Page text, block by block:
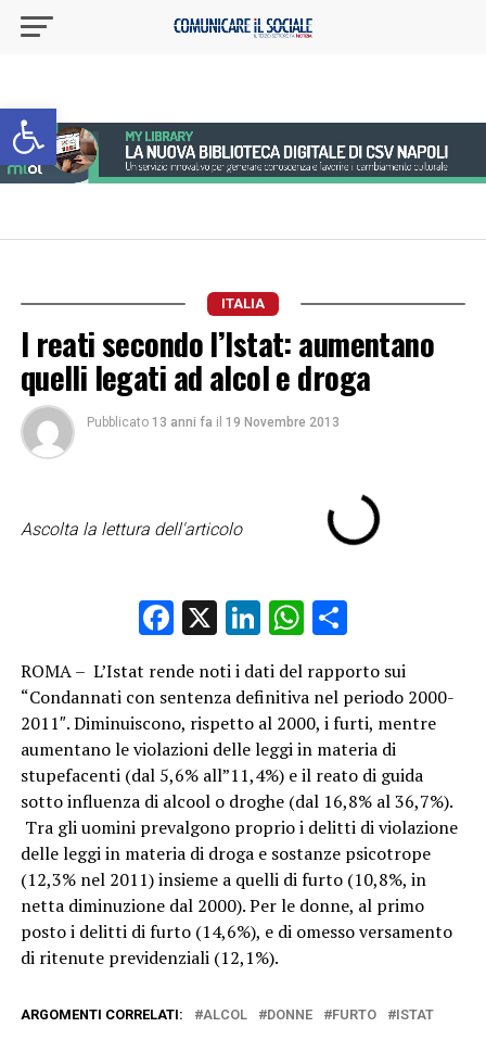
Apri la barra degli strumenti
ITALIA
I reati secondo l’Istat: aumentano
quelli legati ad alcol e droga
Pubblicato 13 anni fa il 19 Novembre 2013
Ascolta la lettura dell'articolo
Facebook
X LinkedIn
WhatsApp
Condividi
ROMA – L’Istat rende noti i dati del rapporto sui
“Condannati con sentenza definitiva nel periodo 2000-
2011″. Diminuiscono, rispetto al 2000, i furti, mentre
aumentano le violazioni delle leggi in materia di
stupefacenti (dal 5,6% all”11,4%) e il reato di guida
sotto influenza di alcool o droghe (dal 16,8% al 36,7%).
Tra gli uomini prevalgono proprio i delitti di violazione
delle leggi in materia di droga e sostanze psicotrope
(12,3% nel 2011) insieme a quelli di furto (10,8%, in
netta diminuzione dal 2000). Per le donne, al primo
posto i delitti di furto (14,6%), e di omesso versamento
di ritenute previdenziali (12,1%).
ARGOMENTI CORRELATI: ALCOL DONNE FURTO ISTAT